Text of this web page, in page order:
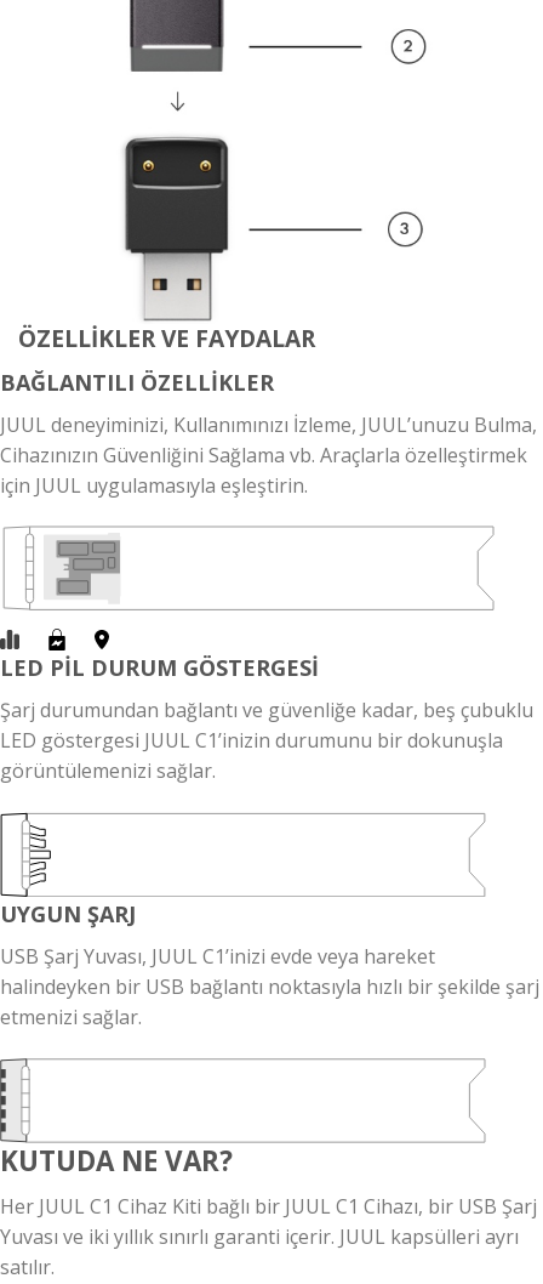
ÖZELLİKLER VE FAYDALAR
BAĞLANTILI ÖZELLİKLER
JUUL deneyiminizi, Kullanımınızı İzleme, JUUL’unuzu Bulma,
Cihazınızın Güvenliğini Sağlama vb. Araçlarla özelleştirmek
için JUUL uygulamasıyla eşleştirin.
LED PİL DURUM GÖSTERGESİ
Şarj durumundan bağlantı ve güvenliğe kadar, beş çubuklu
LED göstergesi JUUL C1’inizin durumunu bir dokunuşla
görüntülemenizi sağlar.
UYGUN ŞARJ
USB Şarj Yuvası, JUUL C1’inizi evde veya hareket
halindeyken bir USB bağlantı noktasıyla hızlı bir şekilde şarj
etmenizi sağlar.
KUTUDA NE VAR?
Her JUUL C1 Cihaz Kiti bağlı bir JUUL C1 Cihazı, bir USB Şarj
Yuvası ve iki yıllık sınırlı garanti içerir. JUUL kapsülleri ayrı
satılır.